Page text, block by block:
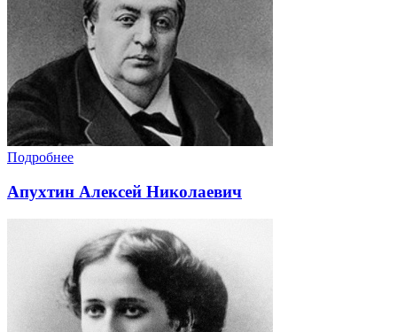
Подробнее
Апухтин Алексей Николаевич